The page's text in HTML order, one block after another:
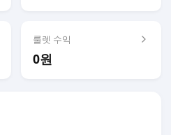
룰렛 수익
0원